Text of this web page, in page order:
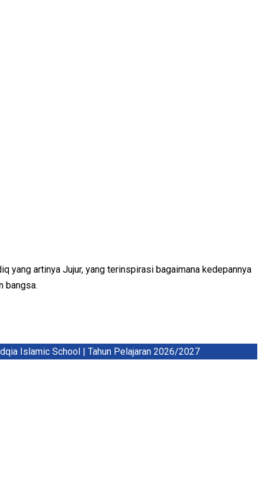
yang artinya Jujur, yang terinspirasi bagaimana kedepannya
bangsa.
Islamic School | Tahun Pelajaran 2026/2027